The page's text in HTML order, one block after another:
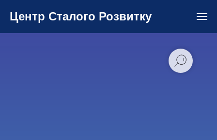
Центр Сталого Розвитку